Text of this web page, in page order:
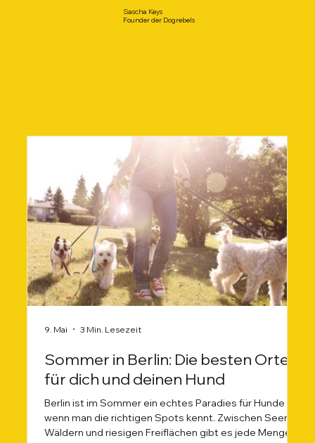
Sascha Keys
Founder der Dogrebels
Sommer in Berlin: Die besten Orte
für dich und deinen Hund
Berlin ist im Sommer ein echtes Paradies für Hunde –
wenn man die richtigen Spots kennt. Zwischen Seen,
Wäldern und riesigen Freiflächen gibt es jede Menge
9. Mai 3 Min. Lesezeit